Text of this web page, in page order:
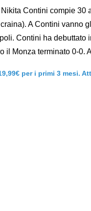
Contini compie 30
A Contini vanno
Contini ha debuttato
il Monza terminato 0-0.
per i primi 3 mesi.